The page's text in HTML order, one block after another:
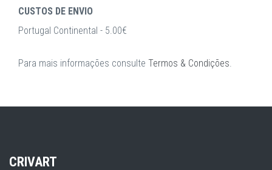
CUSTOS DE ENVIO
Portugal Continental - 5.00€
Para mais informações consulte Termos & Condições.
CRIVART